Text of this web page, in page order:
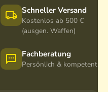
Schneller Versand
Kostenlos ab 500 €
(ausgen. Waffen)
Fachberatung
Persönlich & kompetent